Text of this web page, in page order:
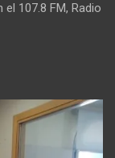
107.8 FM, Radio